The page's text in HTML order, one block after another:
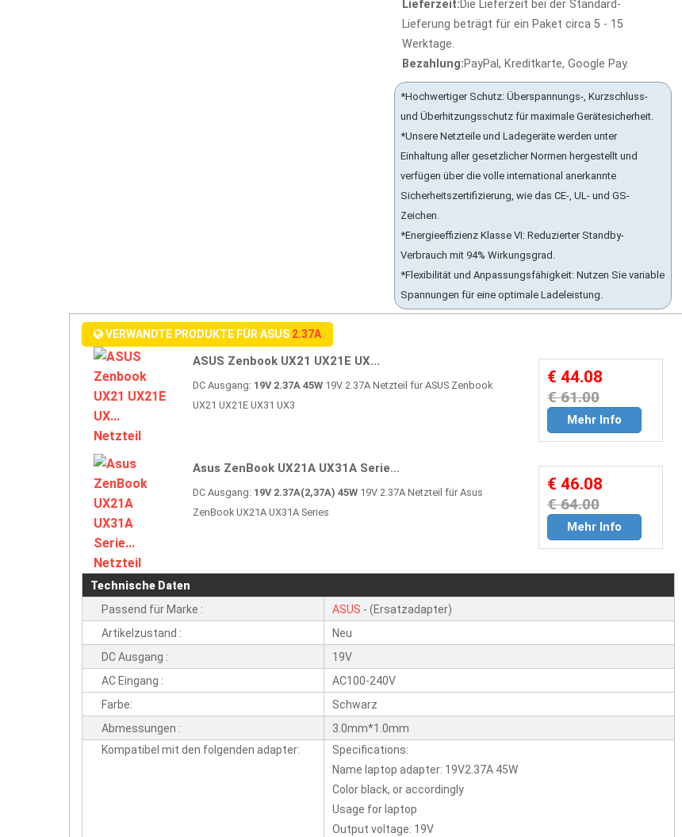
Lieferzeit:Die Lieferzeit bei der Standard-
Lieferung beträgt für ein Paket circa 5 - 15
Werktage.
Bezahlung:PayPal, Kreditkarte, Google Pay.
*Hochwertiger Schutz: Überspannungs-, Kurzschluss-
und Überhitzungsschutz für maximale Gerätesicherheit.
*Unsere Netzteile und Ladegeräte werden unter
Einhaltung aller gesetzlicher Normen hergestellt und
verfügen über die volle international anerkannte
Sicherheitszertifizierung, wie das CE-, UL- und GS-
Zeichen.
*Energieeffizienz Klasse VI: Reduzierter Standby-
Verbrauch mit 94% Wirkungsgrad.
*Flexibilität und Anpassungsfähigkeit: Nutzen Sie variable
Spannungen für eine optimale Ladeleistung.
VERWANDTE PRODUKTE FÜR ASUS 2.37A
ASUS Zenbook UX21 UX21E UX...
DC Ausgang: 19V 2.37A 45W19V 2.37A Netzteil für ASUS Zenbook
UX21 UX21E UX31 UX3
€ 44.08
€ 61.00
Mehr Info
Asus ZenBook UX21A UX31A Serie...
DC Ausgang: 19V 2.37A(2,37A) 45W 19V 2.37A Netzteil für Asus
ZenBook UX21A UX31A Series
€ 46.08
€ 64.00
Mehr Info
Technische Daten
Passend für Marke :
ASUS - (Ersatzadapter)
Artikelzustand :
Neu
DC Ausgang :
19V
AC Eingang :
AC100-240V
Farbe:
Schwarz
Abmessungen :
3.0mm*1.0mm
Kompatibel mit den folgenden adapter:
Specifications:
Name laptop adapter: 19V2.37A 45W
Color black, or accordingly
Usage for laptop
Output voltage: 19V